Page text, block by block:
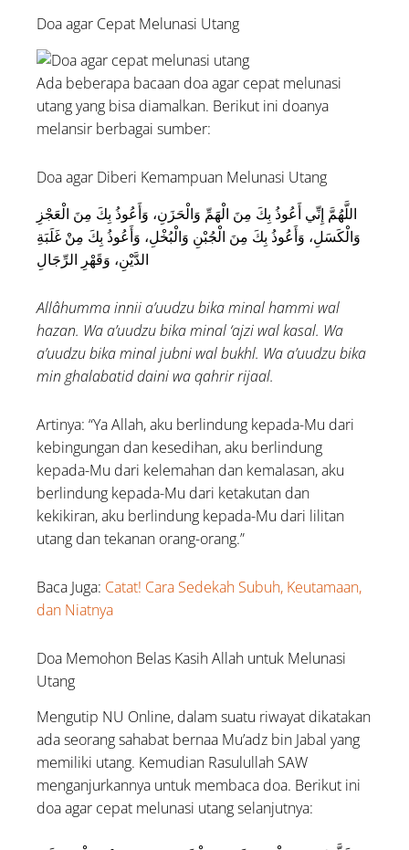
Doa agar Cepat Melunasi Utang
Ada beberapa bacaan doa agar cepat melunasi
utang yang bisa diamalkan. Berikut ini doanya
melansir berbagai sumber:
Doa agar Diberi Kemampuan Melunasi Utang
اللَّهُمَّ إِنِّي أَعُوذُ بِكَ مِنَ الْهَمِّ وَالْحَزَنِ، وَأَعُوذُ بِكَ مِنَ الْعَجْزِ
وَالْكَسَلِ، وَأَعُوذُ بِكَ مِنَ الْجُبْنِ وَالْبُخْلِ، وَأَعُوذُ بِكَ مِنْ غَلَبَةِ
الدَّيْنِ، وَقَهْرِ الرِّجَالِ
Allâhumma innii a’uudzu bika minal hammi wal
hazan. Wa a’uudzu bika minal ‘ajzi wal kasal. Wa
a’uudzu bika minal jubni wal bukhl. Wa a’uudzu bika
min ghalabatid daini wa qahrir rijaal.
Artinya: “Ya Allah, aku berlindung kepada-Mu dari
kebingungan dan kesedihan, aku berlindung
kepada-Mu dari kelemahan dan kemalasan, aku
berlindung kepada-Mu dari ketakutan dan
kekikiran, aku berlindung kepada-Mu dari lilitan
utang dan tekanan orang-orang.”
Baca Juga: Catat! Cara Sedekah Subuh, Keutamaan,
dan Niatnya
Doa Memohon Belas Kasih Allah untuk Melunasi
Utang
Mengutip NU Online, dalam suatu riwayat dikatakan
ada seorang sahabat bernaa Mu’adz bin Jabal yang
memiliki utang. Kemudian Rasulullah SAW
menganjurkannya untuk membaca doa. Berikut ini
doa agar cepat melunasi utang selanjutnya: